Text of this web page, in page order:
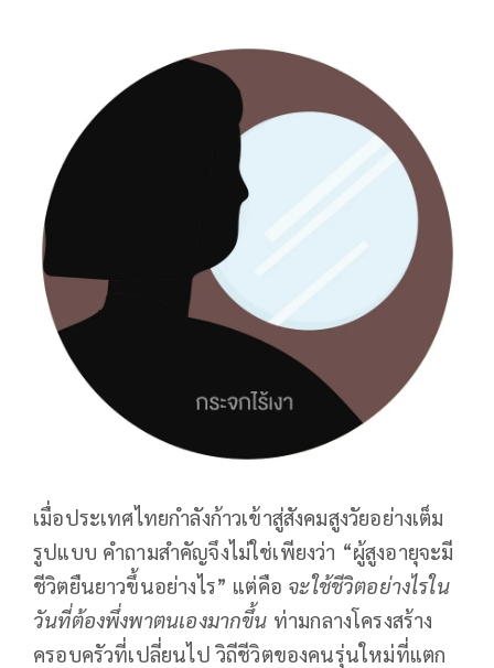
เมื่อประเทศไทยกำลังก้าวเข้าสู่สังคมสูงวัยอย่างเต็ม
รูปแบบ คำถามสำคัญจึงไม่ใช่เพียงว่า “ผู้สูงอายุจะมี
ชีวิตยืนยาวขึ้นอย่างไร” แต่คือ จะใช้ชีวิตอย่างไรใน
วันที่ต้องพึ่งพาตนเองมากขึ้น ท่ามกลางโครงสร้าง
ครอบครัวที่เปลี่ยนไป วิถีชีวิตของคนรุ่นใหม่ที่แตก